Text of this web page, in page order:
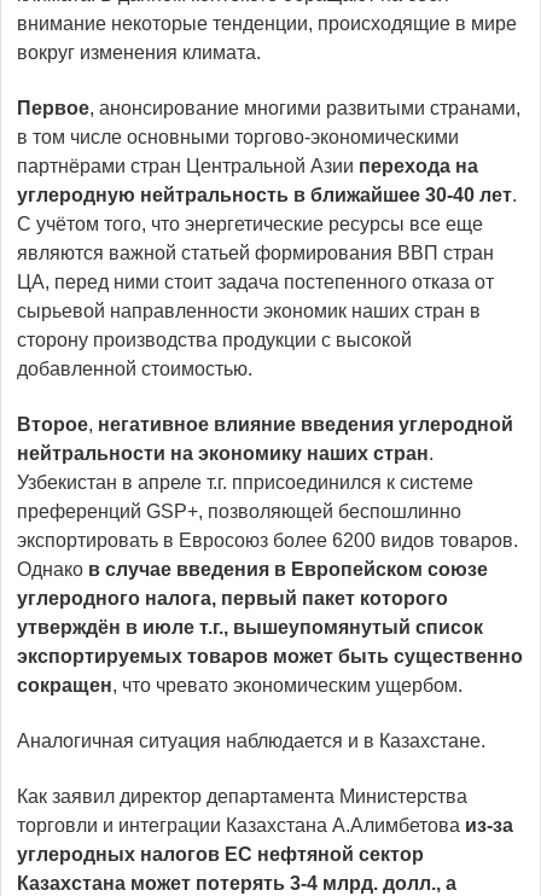
внимание некоторые тенденции, происходящие в мире
вокруг изменения климата.
Первое, анонсирование многими развитыми странами,
в том числе основными торгово-экономическими
партнёрами стран Центральной Азии перехода на
углеродную нейтральность в ближайшее 30-40 лет.
С учётом того, что энергетические ресурсы все еще
являются важной статьей формирования ВВП стран
ЦА, перед ними стоит задача постепенного отказа от
сырьевой направленности экономик наших стран в
сторону производства продукции с высокой
добавленной стоимостью.
Второе, негативное влияние введения углеродной
нейтральности на экономику наших стран.
Узбекистан в апреле т.г. пприсоединился к системе
преференций GSP+, позволяющей беспошлинно
экспортировать в Евросоюз более 6200 видов товаров.
Однако в случае введения в Европейском союзе
углеродного налога, первый пакет которого
утверждён в июле т.г., вышеупомянутый список
экспортируемых товаров может быть существенно
сокращен, что чревато экономическим ущербом.
Аналогичная ситуация наблюдается и в Казахстане.
Как заявил директор департамента Министерства
торговли и интеграции Казахстана А.Алимбетова из-за
углеродных налогов ЕС нефтяной сектор
Казахстана может потерять 3-4 млрд. долл., а